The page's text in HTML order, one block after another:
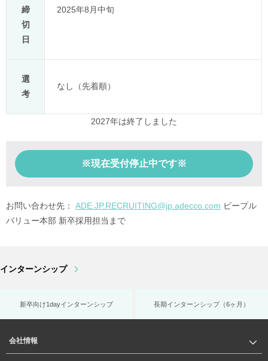
締
切
日
2025年8月中旬
選
考
なし（先着順）
2027年は終了しました
※現在受付停止中です※
お問い合わせ先： ADE.JP.RECRUITING@jp.adecco.com ピープル
バリュー本部 新卒採用担当まで
インターンシップ
新卒向け1dayインターンシップ 長期インターンシップ（6ヶ月）
会社情報